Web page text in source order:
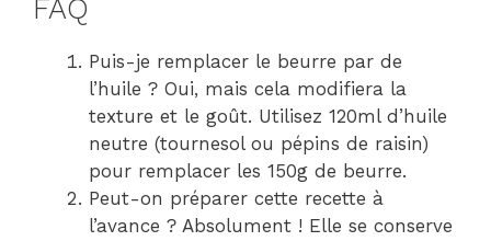
FAQ
Puis-je remplacer le beurre par de
l’huile ? Oui, mais cela modifiera la
texture et le goût. Utilisez 120ml d’huile
neutre (tournesol ou pépins de raisin)
pour remplacer les 150g de beurre.
Peut-on préparer cette recette à
l’avance ? Absolument ! Elle se conserve